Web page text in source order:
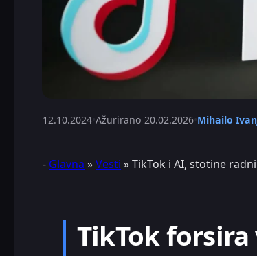
12.10.2024 Ažurirano 20.02.2026 Mihailo
- Glavna »Vesti »TikTok i AI, stotine
TikTok